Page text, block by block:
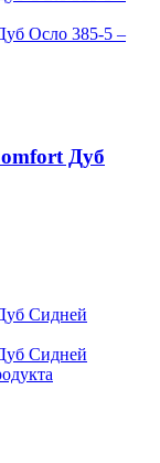
Дуб